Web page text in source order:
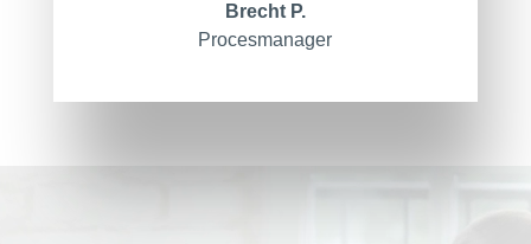
Brecht P.
Procesmanager